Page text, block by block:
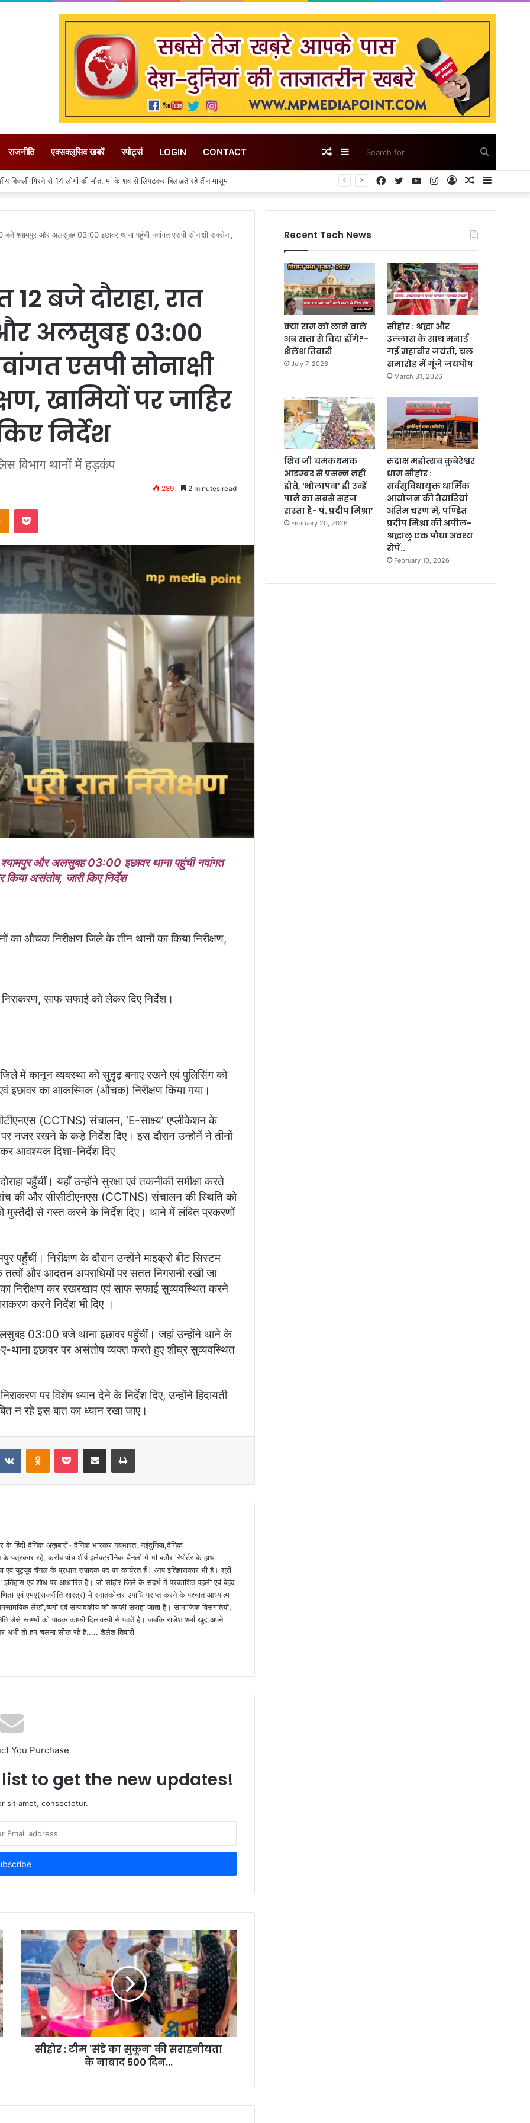
राजनीति एक्सक्लूसिव खबरें स्पोर्ट्स LOGIN CONTACT
for
Sidebar
Random
Article
में 31 जुलाई तक गत वर्ष की तुलना में 155 मिमी पीछे चल रही बारिश
Random
Log
Instagram
YouTube
Twitter
Facebook
श्यामपुर और अलसुबह 03:00 इछावर थाना पहुंची नवांगत एसपी सोनाक्षी सक्सेना,
बजे दौराहा, रात
अलसुबह 03:00
एसपी सोनाक्षी
खामियों पर जाहिर
निर्देश
विभाग थानों में हड़कंप
289 2 minutes read
और अलसुबह 03:00 इछावर थाना पहुंची नवांगत
किया असंतोष, जारी किए निर्देश
का औचक निरीक्षण जिले के तीन थानों का किया निरीक्षण,
निराकरण, साफ सफाई को लेकर दिए निर्देश।
जिले में कानून व्यवस्था को सुदृढ़ बनाए रखने एवं पुलिसिंग को
इछावर का आकस्मिक (औचक) निरीक्षण किया गया।
(CCTNS) संचालन, ‘E-साक्ष्य’ एप्लीकेशन के
नजर रखने के कड़े निर्देश दिए। इस दौरान उन्होनें ने तीनों
आवश्यक दिशा-निर्देश दिए
पहुँचीं। यहाँ उन्होंने ​सुरक्षा एवं तकनीकी समीक्षा करते
की और सीसीटीएनएस (CCTNS) संचालन की स्थिति को
से गस्त करने के निर्देश दिए। थाने में लंबित प्रकरणों
पहुँचीं। निरीक्षण के दौरान उन्होंने माइक्रो बीट सिस्टम
तत्वों और आदतन अपराधियों पर सतत निगरानी रखी जा
निरीक्षण कर रखरखाव एवं साफ सफाई सुव्यवस्थित करने
करने निर्देश भी दिए ।
03:00 बजे थाना इछावर पहुँचीं। जहां उन्होंने थाने के
थाना इछावर पर असंतोष व्यक्त करते हुए शीघ्र सुव्यवस्थित
पर विशेष ध्यान देने के निर्देश दिए, उन्होंने हिदायती
न रहे इस बात का ध्यान रखा जाए।
के हिंदी दैनिक अख़बारों- दैनिक भास्कर नवभारत, नईदुनिया,दैनिक
पत्रकार रहे, करीब पांच शीर्ष इलेक्ट्रॉनिक चैनलों में भी बतौर रिपोर्टर के हाथ
एवं यूट्यूब चैनल के प्रधान संपादक पद पर कार्यरत हैं। आप इतिहासकार भी है। श्री
इतिहास एवं शोध पर आधारित है। जो सीहोर जिले के संदर्भ में प्रकाशित पहली एवं बेहद
एवं एमए(राजनीति शास्त्र) मे स्नातकोत्तर उपाधि प्राप्त करने के पश्चात आध्यात्म
लेखों,व्यंगों एवं सम्पादकीय को काफी सराहा जाता है। सामाजिक विसंगतियों,
जैसे स्तम्भों को पाठक काफी दिलचस्पी से पढतें है। जबकि राजेश शर्मा खुद अपने
अभी तो हम चलना सीख रहे है..... शैलेश तिवारी
You Purchase
to get the new updates!
sit amet, consectetur.
सीहोर : टीम 'संडे का सुकून' की सराहनीयता
के नाबाद 500 दिन...
Recent Tech News
क्या राम को लाने वाले
अब सत्ता से विदा होंगे?-
शैलेश तिवारी
July 7, 2026
सीहोर : श्रद्धा और
उल्लास के साथ मनाई
गई महावीर जयंती, चल
समारोह में गूंजे जयघोष
March 31, 2026
शिव जी चमकधमक
आडम्बर से प्रसन्न नहीं
होते, ‘भोलापन’ ही उन्हें
पाने का सबसे सहज
रास्ता है- पं. प्रदीप मिश्रा’
February 20, 2026
रुद्राक्ष महोत्सव कुबेरेश्वर
धाम सीहोर :
सर्वसुविधायुक्त धार्मिक
आयोजन की तैयारियां
अंतिम चरण में, पण्डित
प्रदीप मिश्रा की अपील-
श्रद्धालु एक पौधा अवश्य
रोपें..
February 10, 2026